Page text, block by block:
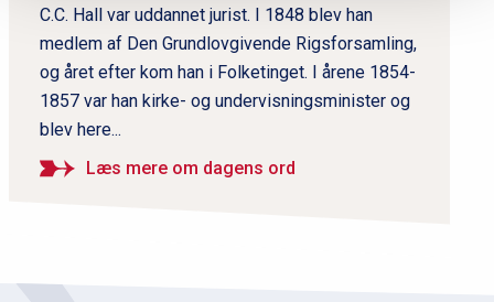
C.C. Hall var uddannet jurist. I 1848 blev han
medlem af Den Grundlovgivende Rigsforsamling,
og året efter kom han i Folketinget. I årene 1854-
1857 var han kirke- og undervisningsminister og
blev here...
Læs mere om dagens ord